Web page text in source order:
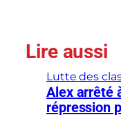
h
r
Lire aussi
Lutte des
Alex arrêté
répression